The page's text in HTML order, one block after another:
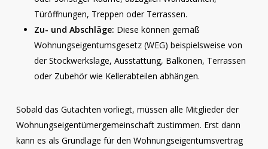
Türöffnungen, Treppen oder Terrassen.
Zu- und Abschläge: Diese können gemäß
Wohnungseigentumsgesetz (WEG) beispielsweise von
der Stockwerkslage, Ausstattung, Balkonen, Terrassen
oder Zubehör wie Kellerabteilen abhängen.
Sobald das Gutachten vorliegt, müssen alle Mitglieder der
Wohnungseigentümergemeinschaft zustimmen. Erst dann
kann es als Grundlage für den Wohnungseigentumsvertrag